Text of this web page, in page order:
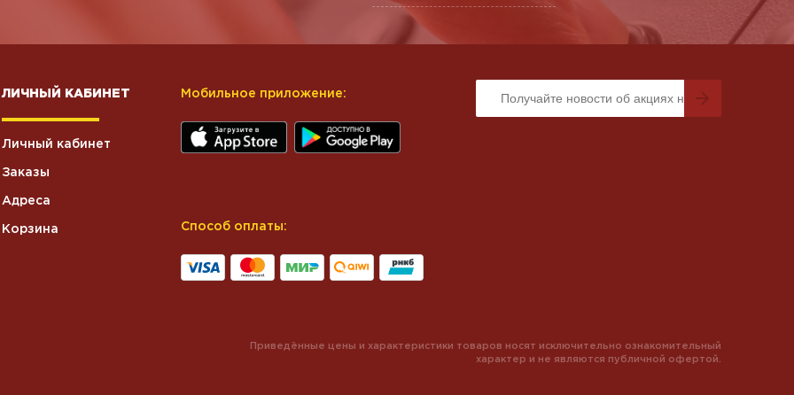
ЛИЧНЫЙ КАБИНЕТ
Личный кабинет
Заказы
Адреса
Корзина
Мобильное приложение:
Способ оплаты:
Приведённые цены и характеристики товаров носят исключительно ознакомительный
характер и не являются публичной офертой.